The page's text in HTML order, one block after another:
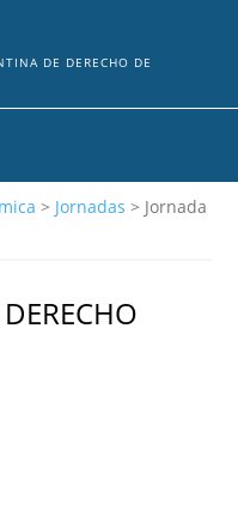
DE DERECHO DE
> Jornadas > Jornada